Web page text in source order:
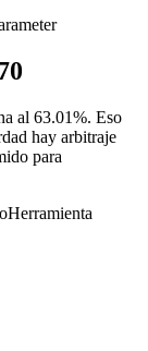
al 63.01%. Eso
hay arbitraje
para
Herramienta